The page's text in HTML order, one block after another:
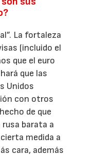
La fortaleza
(incluido el
que el euro
que las
Unidos
con otros
de que
barata a
medida a
cara, además